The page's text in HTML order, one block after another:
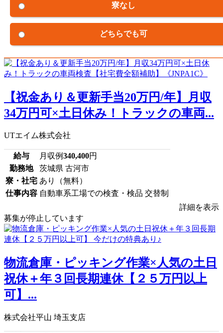
寮なし
どちらでも可
【祝金あり＆更新手当20万円/年】月収
34万円可×土日休み！トラックの車両...
UTエイム株式会社
給与 月収例340,400円
勤務地
茨城県 古河市
寮・社宅 あり（無料）
仕事内容 自動車系工場での検査・検品 交替制
詳細を表示
募集が停止しています
物流倉庫・ピッキング作業×人気の土日
祝休＋年３回長期連休【２５万円以上
可】...
株式会社平山 埼玉支店